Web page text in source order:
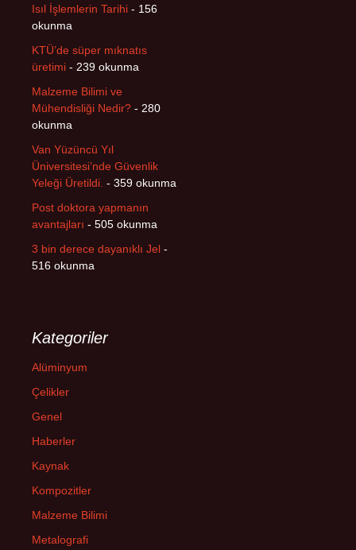
Isıl İşlemlerin Tarihi - 156
okunma
KTÜ’de süper mıknatıs
üretimi - 239 okunma
Malzeme Bilimi ve
Mühendisliği Nedir? - 280
okunma
Van Yüzüncü Yıl
Üniversitesi’nde Güvenlik
Yeleği Üretildi. - 359 okunma
Post doktora yapmanın
avantajları - 505 okunma
3 bin derece dayanıklı Jel -
516 okunma
Kategoriler
Alüminyum
Çelikler
Genel
Haberler
Kaynak
Kompozitler
Malzeme Bilimi
Metalografi